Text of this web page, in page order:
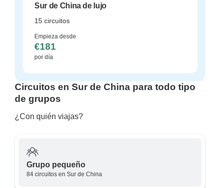
Sur de China de lujo
15 circuitos
Empieza desde
€181
por día
Circuitos en Sur de China para todo tipo
de grupos
¿Con quién viajas?
Grupo pequeño
84 circuitos en Sur de China